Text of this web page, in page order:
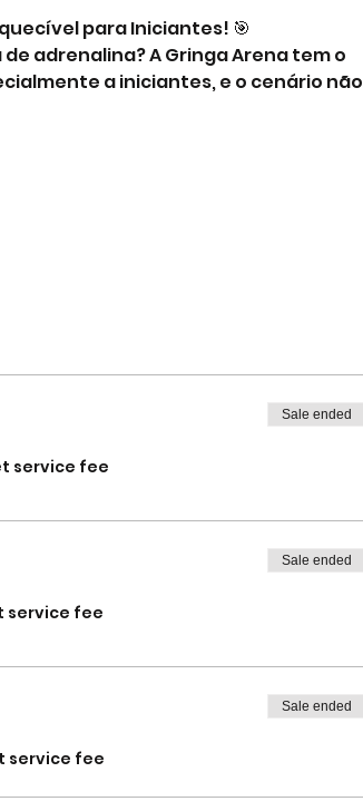
para Iniciantes! 🎯
adrenalina? A Gringa Arena tem o
a iniciantes, e o cenário não
service fee
Sale ended
service fee
Sale ended
service fee
Sale ended